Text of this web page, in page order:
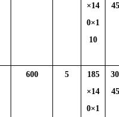
×14
0×1
10
600 5
185
×14
0×1